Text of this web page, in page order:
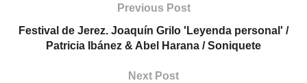
Previous Post
Festival de Jerez. Joaquín Grilo 'Leyenda personal' /
Patricia Ibánez & Abel Harana / Soniquete
Next Post